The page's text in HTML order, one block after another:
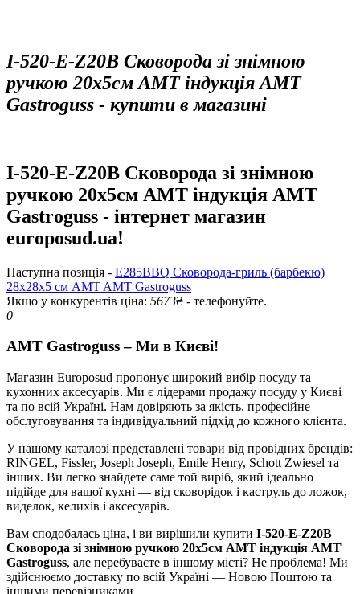
I-520-E-Z20B Сковорода зі знімною
ручкою 20х5см AMT індукція AMT
Gastroguss - купити в магазині
I-520-E-Z20B Сковорода зі знімною
ручкою 20х5см AMT індукція AMT
Gastroguss - інтернет магазин
europosud.ua!
Наступна позиція - E285BBQ Сковорода-гриль (барбекю)
28х28х5 см AMT AMT Gastroguss
Якщо у конкурентів ціна: 5673₴ - телефонуйте.
0
AMT Gastroguss – Ми в Києві!
Магазин Europosud пропонує широкий вибір посуду та
кухонних аксесуарів. Ми є лідерами продажу посуду у Києві
та по всій Україні. Нам довіряють за якість, професійне
обслуговування та індивідуальний підхід до кожного клієнта.
У нашому каталозі представлені товари від провідних брендів:
RINGEL, Fissler, Joseph Joseph, Emile Henry, Schott Zwiesel та
інших. Ви легко знайдете саме той виріб, який ідеально
підійде для вашої кухні — від сковорідок і каструль до ложок,
виделок, келихів і аксесуарів.
Вам сподобалась ціна, і ви вирішили купити I-520-E-Z20B
Сковорода зі знімною ручкою 20х5см AMT індукція AMT
Gastroguss, але перебуваєте в іншому місті? Не проблема! Ми
здійснюємо доставку по всій Україні — Новою Поштою та
іншими перевізниками.